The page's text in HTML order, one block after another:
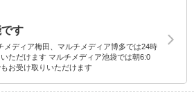
す
メディア梅田、マルチメディア博多では24時
ただけます マルチメディア池袋では朝6:0
お受け取りいただけます